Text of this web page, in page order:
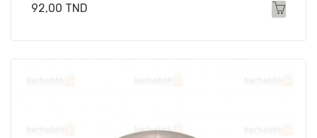
Prix
92,00 TND